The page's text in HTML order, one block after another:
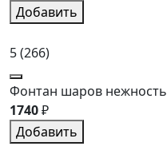
Добавить
5(266)
Фонтан шаров нежность
1740₽
Добавить